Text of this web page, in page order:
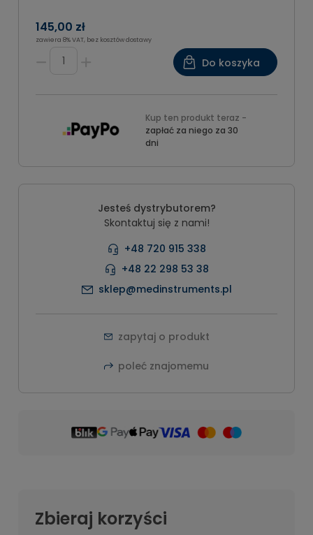
145,00 zł
zawiera 8% VAT, bez kosztów dostawy
Do koszyka
Kup ten produkt teraz -
zapłać za niego za 30
dni
Jesteś dystrybutorem?
Skontaktuj się z nami!
+48 720 915 338
+48 22 298 53 38
sklep@medinstruments.pl
zapytaj o produkt
poleć znajomemu
Zbieraj korzyści